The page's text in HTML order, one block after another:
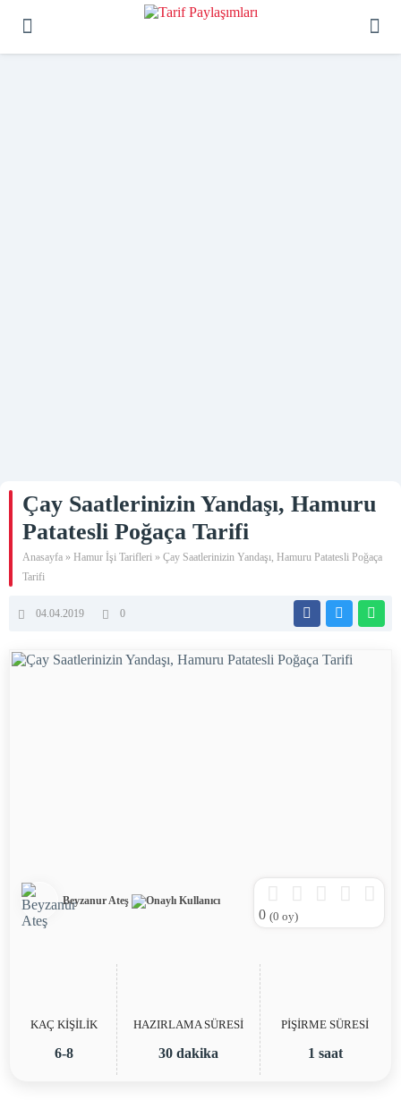
Çay Saatlerinizin Yandaşı, Hamuru
Patatesli Poğaça Tarifi
Anasayfa » Hamur İşi Tarifleri » Çay Saatlerinizin Yandaşı, Hamuru Patatesli Poğaça
Tarifi
04.04.2019 0
Beyzanur Ateş
0 (0 oy)
KAÇ KİŞİLİK
6-8
HAZIRLAMA SÜRESİ
30 dakika
PİŞİRME SÜRESİ
1 saat